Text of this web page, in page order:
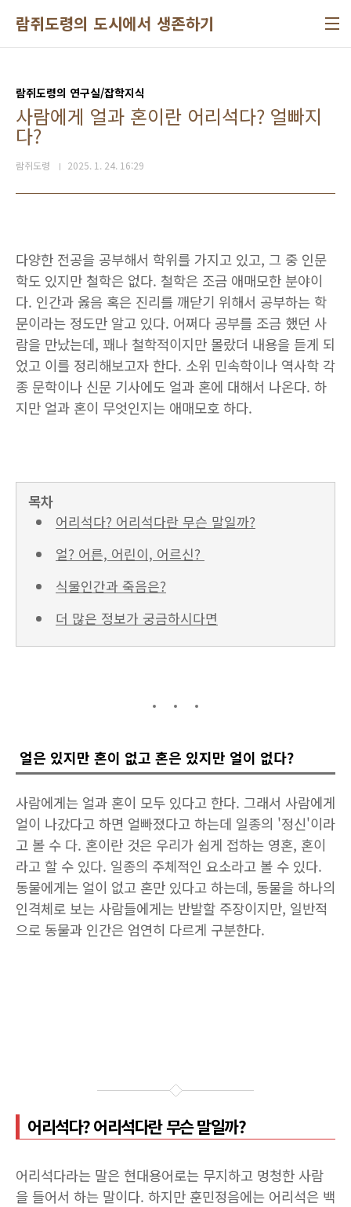
람쥐도령의 도시에서 생존하기
람쥐도령의 연구실/잡학지식
사람에게 얼과 혼이란 어리석다? 얼빠지
다?
람쥐도령 2025. 1. 24. 16:29
다양한 전공을 공부해서 학위를 가지고 있고, 그 중 인문
학도 있지만 철학은 없다. 철학은 조금 애매모한 분야이
다. 인간과 옳음 혹은 진리를 깨닫기 위해서 공부하는 학
문이라는 정도만 알고 있다. 어쩌다 공부를 조금 했던 사
람을 만났는데, 꽤나 철학적이지만 몰랐더 내용을 듣게 되
었고 이를 정리해보고자 한다. 소위 민속학이나 역사학 각
종 문학이나 신문 기사에도 얼과 혼에 대해서 나온다. 하
지만 얼과 혼이 무엇인지는 애매모호 하다.
목차
어리석다? 어리석다란 무슨 말일까?
얼? 어른, 어린이, 어르신?
식물인간과 죽음은?
더 많은 정보가 궁금하시다면
얼은 있지만 혼이 없고 혼은 있지만 얼이 없다?
사람에게는 얼과 혼이 모두 있다고 한다. 그래서 사람에게
얼이 나갔다고 하면 얼빠졌다고 하는데 일종의 '정신'이라
고 볼 수 다. 혼이란 것은 우리가 쉽게 접하는 영혼, 혼이
라고 할 수 있다. 일종의 주체적인 요소라고 볼 수 있다.
동물에게는 얼이 없고 혼만 있다고 하는데, 동물을 하나의
인격체로 보는 사람들에게는 반발할 주장이지만, 일반적
으로 동물과 인간은 엄연히 다르게 구분한다.
어리석다? 어리석다란 무슨 말일까?
어리석다라는 말은 현대용어로는 무지하고 멍청한 사람
을 들어서 하는 말이다. 하지만 훈민정음에는 어리석은 백